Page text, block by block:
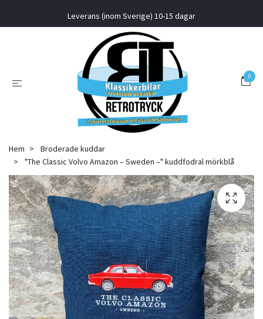
Leverans (inom Sverige) 10-15 dagar
0
Hem
Broderade kuddar
"The Classic Volvo Amazon – Sweden –" kuddfodral mörkblå